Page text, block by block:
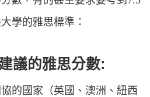
學的雅思標準：
議的雅思分數:
的國家（英國、澳洲、紐西